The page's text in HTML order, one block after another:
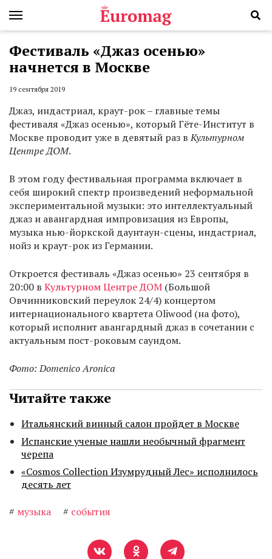
Фестиваль «Джаз осенью»
начнется в Москве
19 сентября 2019
Джаз, индастриал, краут-рок – главные темы
фестиваля «Джаз осенью», который Гёте-Институт в
Москве проводит уже в девятый раз вКультурном
Центре ДОМ.
В этом году фестивальная программа включает в
себя широкий спектр произведений неформальной
экспериментальной музыки: это интеллектуальный
джаз и авангардная импровизация из Европы,
музыка нью-йоркской даунтаун-сцены, индастриал,
нойз и краут-рок из Германии.
Откроется фестиваль «Джаз осенью» 23 сентября в
20:00 в Культурном Центре ДОМ (Большой
Овчинниковский переулок 24/4) концертом
интернационального квартета Oliwood (на фото),
который исполнит авангардный джаз в сочетании с
актуальным пост-роковым саундом.
Фото: Domenico Aronica
Читайте также
Итальянский винный салон пройдет в Москве
Испанские ученые нашли необычный фрагмент
черепа
«Cosmos Collection Изумрудный Лес» исполнилось
десять лет
# музыка # события